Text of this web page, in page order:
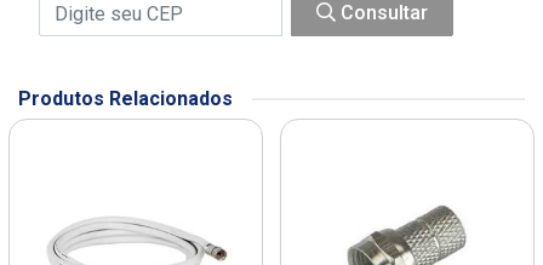
Consultar
Produtos Relacionados